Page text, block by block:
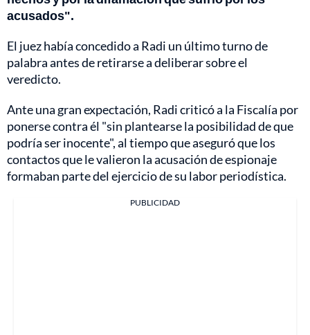
acusados".
El juez había concedido a Radi un último turno de
palabra antes de retirarse a deliberar sobre el
veredicto.
Ante una gran expectación, Radi criticó a la Fiscalía por
ponerse contra él "sin plantearse la posibilidad de que
podría ser inocente", al tiempo que aseguró que los
contactos que le valieron la acusación de espionaje
formaban parte del ejercicio de su labor periodística.
PUBLICIDAD